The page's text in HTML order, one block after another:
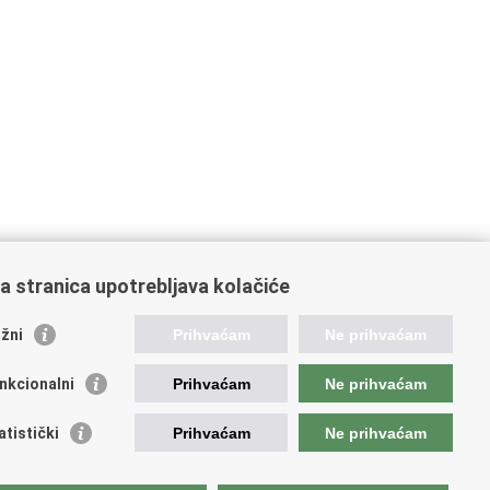
209 210
stranica upotrebljava kolačiće
Prihvaćam Ne prihvaćam
Prihvaćam Ne prihvaćam
Prihvaćam Ne prihvaćam